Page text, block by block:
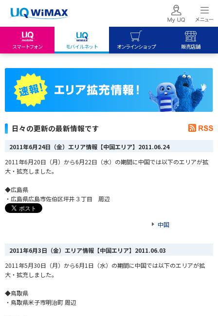
スマートフォン モバイルネット オンラインショップ 販売店舗
My UQ mobile
UQ mobile
UQ WiMAX
UQ WiMAX
日々の更新の最新情報です
2011年6月24日（金）エリア情報【中国エリア】 2011.06.24
2011年6月20日（月）から6月22日（水）の期間に中国では以下のエリアが拡
大・拡充しました。
◆広島県
・広島県広島市佐伯区坪井３丁目 周辺
中国
2011年6月3日（金）エリア情報【中国エリア】 2011.06.03
2011年5月30日（月）から6月1日（水）の期間に中国では以下のエリアが拡
大・拡充しました。
◆鳥取県
・鳥取県米子市明治町 周辺